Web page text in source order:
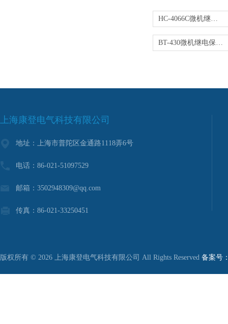
HC-4066C微机继电保护测试仪
BT-430微机继电保护测试仪
上海康登电气科技有限公司
地址：上海市普陀区金通路1118弄6号
电话：86-021-51097529
邮箱：3502948309@qq.com
传真：86-021-33250451
版权所有 © 2026 上海康登电气科技有限公司 All Rights Reserved 备案号